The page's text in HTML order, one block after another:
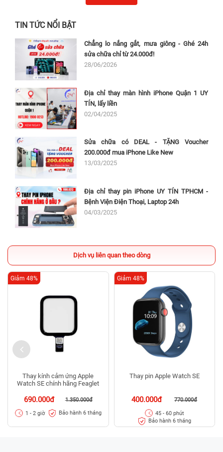
TIN TỨC NỔI BẬT
Chẳng lo nắng gắt, mưa giông - Ghé 24h
sửa chữa chỉ từ 24.000đ!
28/06/2026
Địa chỉ thay màn hình iPhone Quận 1 UY
TÍN, lấy liền
02/04/2025
Sửa chữa có DEAL - TẶNG Voucher
200.000đ mua iPhone Like New
13/03/2025
Địa chỉ thay pin iPhone UY TÍN TPHCM -
Bệnh Viện Điện Thoại, Laptop 24h
04/03/2025
Dịch vụ liên quan theo dòng
Thay kính cảm ứng Apple
Watch SE chính hãng Feaglet
690.000đ 1.350.000đ
Giảm 48%
1 - 2 giờ Bảo hành 6 tháng
Thay pin Apple Watch SE
400.000đ 770.000đ
Giảm 48%
45 - 60 phút
Bảo hành 6 tháng